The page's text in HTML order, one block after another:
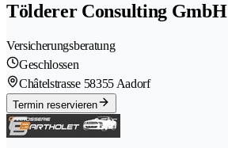
Tölderer Consulting GmbH
Versicherungsberatung
Geschlossen
Châtelstrasse 58355 Aadorf
Termin reservieren